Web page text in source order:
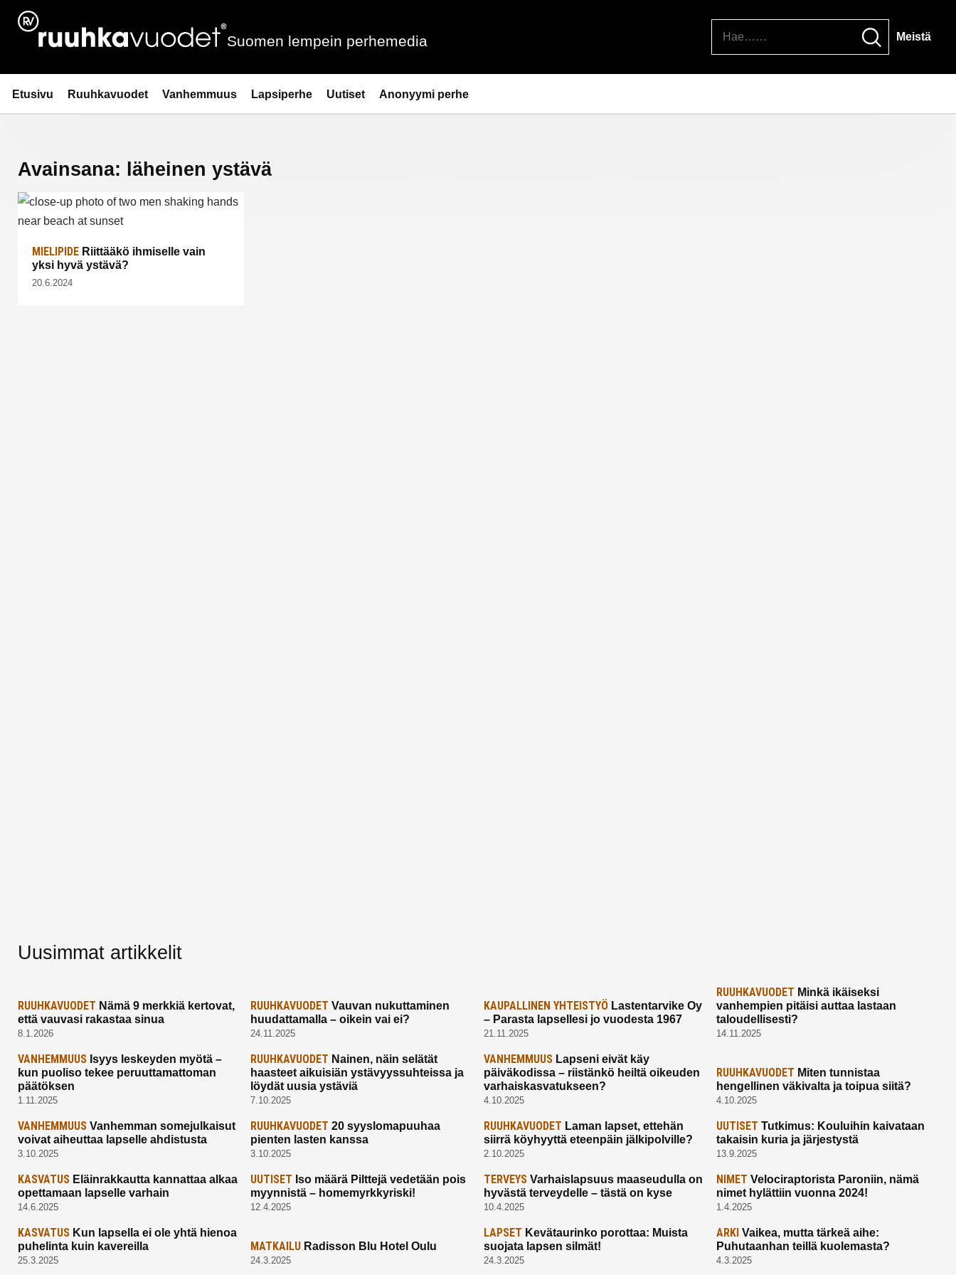
Siirry
sisältöön
Ruuhkavuodet.fi
Suomen lempein perhemedia Meistä
Etusivu Ruuhkavuodet Vanhemmuus Lapsiperhe Uutiset Anonyymi perhe
Avainsana: läheinen ystävä
MIELIPIDE Riittääkö ihmiselle vain
yksi hyvä ystävä?
20.6.2024
Uusimmat artikkelit
RUUHKAVUODET Nämä 9 merkkiä kertovat,
että vauvasi rakastaa sinua
8.1.2026
RUUHKAVUODET Vauvan nukuttaminen
huudattamalla – oikein vai ei?
24.11.2025
KAUPALLINEN YHTEISTYÖLastentarvike Oy
– Parasta lapsellesi jo vuodesta 1967
21.11.2025
RUUHKAVUODET Minkä ikäiseksi
vanhempien pitäisi auttaa lastaan
taloudellisesti?
14.11.2025
VANHEMMUUS Isyys leskeyden myötä –
kun puoliso tekee peruuttamattoman
päätöksen
1.11.2025
RUUHKAVUODET Nainen, näin selätät
haasteet aikuisiän ystävyyssuhteissa ja
löydät uusia ystäviä
7.10.2025
VANHEMMUUSLapseni eivät käy
päiväkodissa – riistänkö heiltä oikeuden
varhaiskasvatukseen?
4.10.2025
RUUHKAVUODET Miten tunnistaa
hengellinen väkivalta ja toipua siitä?
4.10.2025
VANHEMMUUS Vanhemman somejulkaisut
voivat aiheuttaa lapselle ahdistusta
3.10.2025
RUUHKAVUODET 20 syyslomapuuhaa
pienten lasten kanssa
3.10.2025
RUUHKAVUODET Laman lapset, ettehän
siirrä köyhyyttä eteenpäin jälkipolville?
2.10.2025
UUTISET Tutkimus: Kouluihin kaivataan
takaisin kuria ja järjestystä
13.9.2025
KASVATUS Eläinrakkautta kannattaa alkaa
opettamaan lapselle varhain
14.6.2025
UUTISET Iso määrä Pilttejä vedetään pois
myynnistä – homemyrkkyriski!
12.4.2025
TERVEYSVarhaislapsuus maaseudulla on
hyvästä terveydelle – tästä on kyse
10.4.2025
NIMET Velociraptorista Paroniin, nämä
nimet hylättiin vuonna 2024!
1.4.2025
KASVATUS Kun lapsella ei ole yhtä hienoa
puhelinta kuin kavereilla
25.3.2025
MATKAILU Radisson Blu Hotel Oulu
24.3.2025
LAPSET Kevätaurinko porottaa: Muista
suojata lapsen silmät!
24.3.2025
ARKI Vaikea, mutta tärkeä aihe:
Puhutaanhan teillä kuolemasta?
4.3.2025